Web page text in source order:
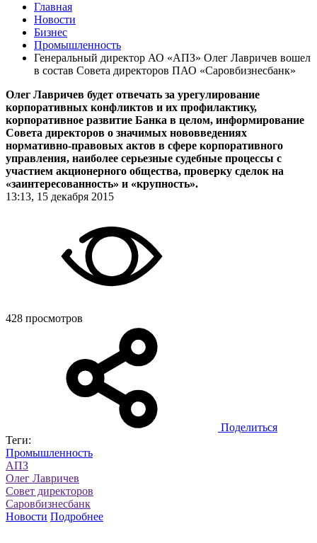
Главная
Новости
Бизнес
Промышленность
Генеральный директор АО «АПЗ» Олег Лавричев вошел
в состав Совета директоров ПАО «Саровбизнесбанк»
Олег Лавричев будет отвечать за урегулирование
корпоративных конфликтов и их профилактику,
корпоративное развитие Банка в целом, информирование
Совета директоров о значимых нововведениях
нормативно-правовых актов в сфере корпоративного
управления, наиболее серьезные судебные процессы с
участием акционерного общества, проверку сделок на
«заинтересованность» и «крупность».
13:13, 15 декабря 2015
428 просмотров
Поделиться
Теги:
Промышленность
АПЗ
Олег Лавричев
Совет директоров
Саровбизнесбанк
Новости Подробнее